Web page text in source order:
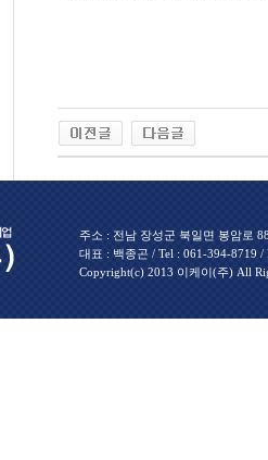
주소 : 전남 장성군 북일면 봉암로
대표 : 백종곤 / Tel : 061-394-8719 /
Copyright(c) 2013 이케이(주) All